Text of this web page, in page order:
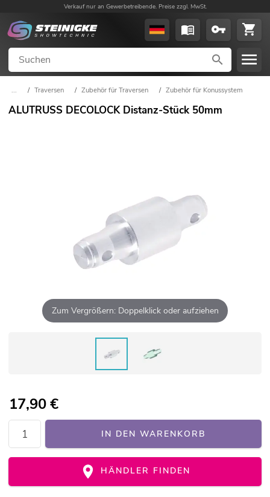
Verkauf nur an Gewerbetreibende. Preise zzgl. MwSt.
... / Traversen / Zubehör für Traversen / Zubehör für Konussystem
ALUTRUSS DECOLOCK Distanz-Stück 50mm
Zum Vergrößern: Doppelklick oder aufziehen
17,90€
IN DEN WARENKORB
HÄNDLER FINDEN